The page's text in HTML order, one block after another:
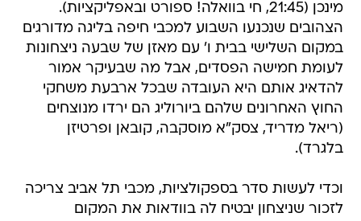
מינכן (21:45, חי בוואלה! ספורט ובאפליקציות).
הצהובים שנכנעו השבוע למכבי חיפה בליגה מדורגים
במקום השלישי בבית ו' עם מאזן של שבעה ניצחונות
לעומת חמישה הפסדים, אבל מה שבעיקר אמור
להדאיג אותם היא העובדה שבכל ארבעת משחקי
החוץ האחרונים שלהם ביורוליג הם ירדו מנוצחים
(ריאל מדריד, צסק"א מוסקבה, קובאן ופרטיזן
בלגרד).
וכדי לעשות סדר בספקולציות, מכבי תל אביב צריכה
לזכור שניצחון יבטיח לה בוודאות את המקום